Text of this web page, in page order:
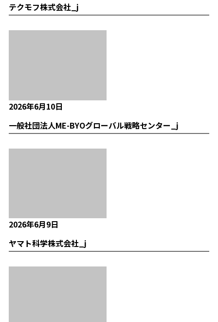
テクモフ株式会社_j
2026年6月10日
一般社団法人ME-BYOグローバル戦略センター_j
2026年6月9日
ヤマト科学株式会社_j